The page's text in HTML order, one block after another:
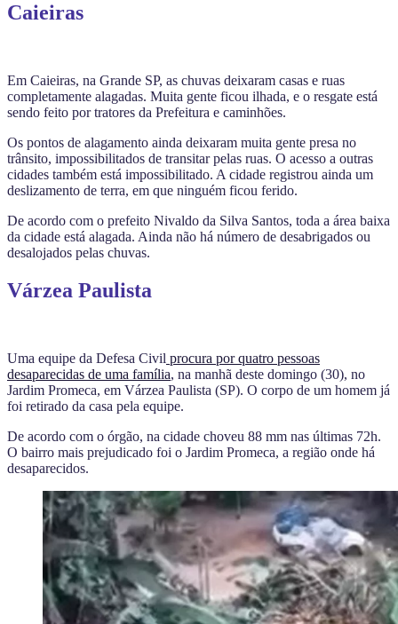
Caieiras
Em Caieiras, na Grande SP, as chuvas deixaram casas e ruas
completamente alagadas. Muita gente ficou ilhada, e o resgate está
sendo feito por tratores da Prefeitura e caminhões.
Os pontos de alagamento ainda deixaram muita gente presa no
trânsito, impossibilitados de transitar pelas ruas. O acesso a outras
cidades também está impossibilitado. A cidade registrou ainda um
deslizamento de terra, em que ninguém ficou ferido.
De acordo com o prefeito Nivaldo da Silva Santos, toda a área baixa
da cidade está alagada. Ainda não há número de desabrigados ou
desalojados pelas chuvas.
Várzea Paulista
Uma equipe da Defesa Civil procura por quatro pessoas
desaparecidas de uma família, na manhã deste domingo (30), no
Jardim Promeca, em Várzea Paulista (SP). O corpo de um homem já
foi retirado da casa pela equipe.
De acordo com o órgão, na cidade choveu 88 mm nas últimas 72h.
O bairro mais prejudicado foi o Jardim Promeca, a região onde há
desaparecidos.